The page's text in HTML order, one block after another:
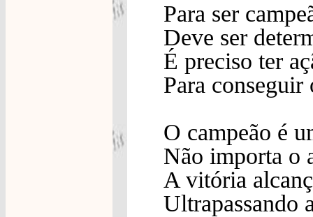
Para ser
Deve ser
É preciso ter
Para conseguir
O campeão é
Não importa o
A vitória
Ultrapassando